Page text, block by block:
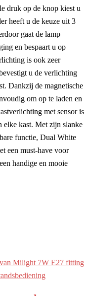
druk op de knop kiest u
heeft u de keuze uit 3
gaat de lamp
en bespaart u op
is ook zeer
u de verlichting
Dankzij de magnetische
om op te laden en
met sensor is
elke kast. Met zijn slanke
functie, Dual White
een must-have voor
handige en mooie